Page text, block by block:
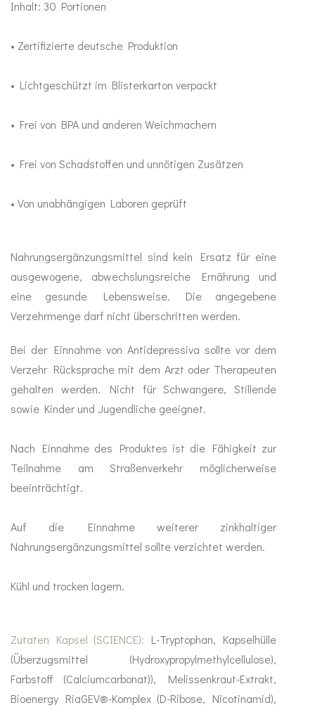
Inhalt: 30 Portionen
• Zertifizierte deutsche Produktion
• Lichtgeschützt im Blisterkarton verpackt
• Frei von BPA und anderen Weichmachern
• Frei von Schadstoffen und unnötigen Zusätzen
• Von unabhängigen Laboren geprüft
Nahrungsergänzungsmittel sind kein Ersatz für eine
ausgewogene, abwechslungsreiche Ernährung und
eine gesunde Lebensweise. Die angegebene
Verzehrmenge darf nicht überschritten werden.
Bei der Einnahme von Antidepressiva sollte vor dem
Verzehr Rücksprache mit dem Arzt oder Therapeuten
gehalten werden. Nicht für Schwangere, Stillende
sowie Kinder und Jugendliche geeignet.
Nach Einnahme des Produktes ist die Fähigkeit zur
Teilnahme am Straßenverkehr möglicherweise
beeinträchtigt.
Auf die Einnahme weiterer zinkhaltiger
Nahrungsergänzungsmittel sollte verzichtet werden.
Kühl und trocken lagern.
Zutaten Kapsel (SCIENCE): L-Tryptophan, Kapselhülle
(Überzugsmittel (Hydroxypropylmethylcellulose),
Farbstoff (Calciumcarbonat)), Melissenkraut-Extrakt,
Bioenergy RiaGEV®-Komplex (D-Ribose, Nicotinamid),
Gewürze
Ghee & Öle
Tees
Kinder
Trinkflaschen